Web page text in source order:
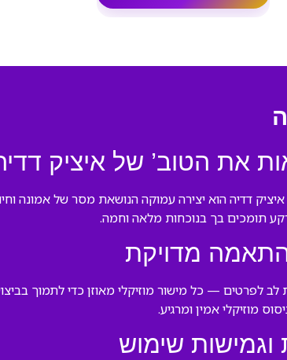
את הטוב’ של איציק
דדיה הוא יצירה עמוקה הנושאת מסר של אמונה
תומכים בך בנוכחות מלאה וחמה.
מדויקת
לב לפרטים — כל מישור מוזיקלי מאוזן כדי
מוזיקלי אמין ומרגיע.
וגמישות שימוש